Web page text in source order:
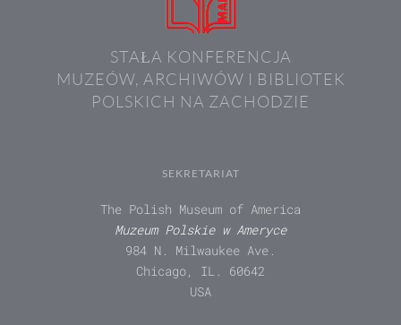
STAŁA KONFERENCJA
MUZEÓW, ARCHIWÓW I BIBLIOTEK
POLSKICH NA ZACHODZIE
SEKRETARIAT
The Polish Museum of America
Muzeum Polskie w Ameryce
984 N. Milwaukee Ave.
Chicago, IL. 60642
USA